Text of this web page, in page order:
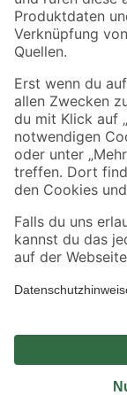
Sicher einkaufen
Jetzt die toom-
Alle Preisangaben in EUR
Umständen nicht in allen
Produkte nur solange der
*Paketversand ab 59 €
Nutzungsbedingungen